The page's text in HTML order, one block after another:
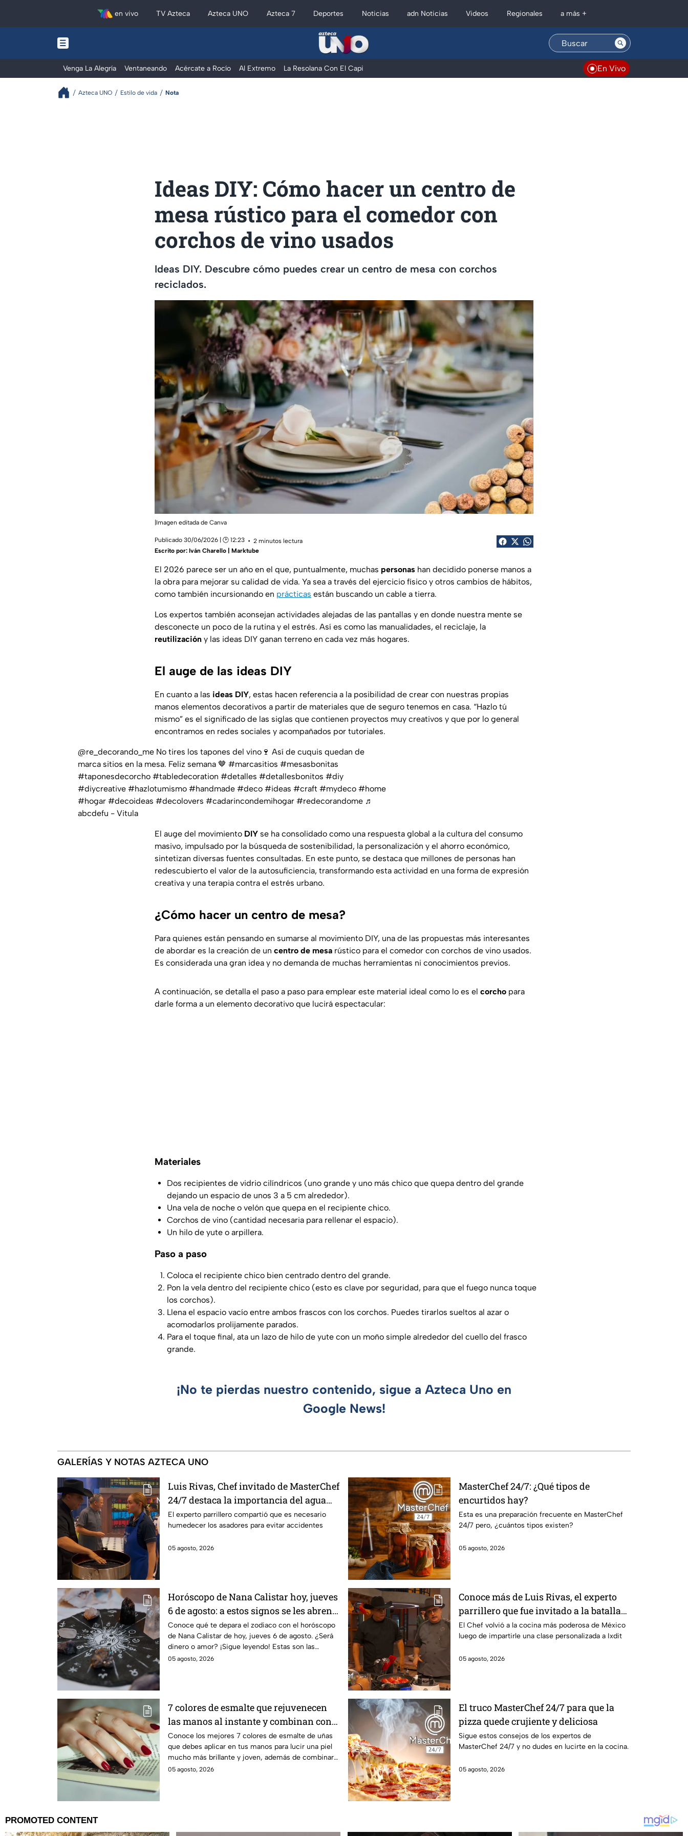
en vivo TV Azteca Azteca UNO Azteca 7 Deportes Noticias adn Noticias Videos Regionales a más +
Venga La Alegría Ventaneando Acércate a Rocío Al Extremo La Resolana Con El Capi En Vivo
Azteca UNO Estilo de vida Nota
Ideas DIY: Cómo hacer un centro de
mesa rústico para el comedor con
corchos de vino usados
Ideas DIY. Descubre cómo puedes crear un centro de mesa con corchos
reciclados.
|Imagen editada de Canva
Publicado 30/06/2026 | 🕑 12:23
2 minutos lectura
Escrito por: Iván Charello | Marktube
El 2026 parece ser un año en el que, puntualmente, muchas personas han decidido ponerse manos a
la obra para mejorar su calidad de vida. Ya sea a través del ejercicio físico y otros cambios de hábitos,
como también incursionando en prácticas están buscando un cable a tierra.
Los expertos también aconsejan actividades alejadas de las pantallas y en donde nuestra mente se
desconecte un poco de la rutina y el estrés. Así es como las manualidades, el reciclaje, la
reutilización y las ideas DIY ganan terreno en cada vez más hogares.
El auge de las ideas DIY
En cuanto a las ideas DIY, estas hacen referencia a la posibilidad de crear con nuestras propias
manos elementos decorativos a partir de materiales que de seguro tenemos en casa. “Hazlo tú
mismo” es el significado de las siglas que contienen proyectos muy creativos y que por lo general
encontramos en redes sociales y acompañados por tutoriales.
@re_decorando_me No tires los tapones del vino🍷 Así de cuquis quedan de
marca sitios en la mesa. Feliz semana 🤎 #marcasitios #mesasbonitas
#taponesdecorcho #tabledecoration #detalles #detallesbonitos #diy
#diycreative #hazlotumismo #handmade #deco #ideas #craft #mydeco #home
#hogar #decoideas #decolovers #cadarincondemihogar #redecorandome ♬
abcdefu - Vitula
El auge del movimiento DIY se ha consolidado como una respuesta global a la cultura del consumo
masivo, impulsado por la búsqueda de sostenibilidad, la personalización y el ahorro económico,
sintetizan diversas fuentes consultadas. En este punto, se destaca que millones de personas han
redescubierto el valor de la autosuficiencia, transformando esta actividad en una forma de expresión
creativa y una terapia contra el estrés urbano.
¿Cómo hacer un centro de mesa?
Para quienes están pensando en sumarse al movimiento DIY, una de las propuestas más interesantes
de abordar es la creación de un centro de mesa rústico para el comedor con corchos de vino usados.
Es considerada una gran idea y no demanda de muchas herramientas ni conocimientos previos.
A continuación, se detalla el paso a paso para emplear este material ideal como lo es el corcho para
darle forma a un elemento decorativo que lucirá espectacular:
Materiales
Dos recipientes de vidrio cilíndricos (uno grande y uno más chico que quepa dentro del grande
dejando un espacio de unos 3 a 5 cm alrededor).
Una vela de noche o velón que quepa en el recipiente chico.
Corchos de vino (cantidad necesaria para rellenar el espacio).
Un hilo de yute o arpillera.
Paso a paso
Coloca el recipiente chico bien centrado dentro del grande.
Pon la vela dentro del recipiente chico (esto es clave por seguridad, para que el fuego nunca toque
los corchos).
Llena el espacio vacío entre ambos frascos con los corchos. Puedes tirarlos sueltos al azar o
acomodarlos prolijamente parados.
Para el toque final, ata un lazo de hilo de yute con un moño simple alrededor del cuello del frasco
grande.
¡No te pierdas nuestro contenido, sigue a Azteca Uno en
Google News!
GALERÍAS Y NOTAS AZTECA UNO
Luis Rivas, Chef invitado de MasterChef
24/7 destaca la importancia del agua
para la preparación de cualquier asado
El experto parrillero compartió que es necesario
humedecer los asadores para evitar accidentes
05 agosto, 2026
MasterChef 24/7: ¿Qué tipos de
encurtidos hay?
Esta es una preparación frecuente en MasterChef
24/7 pero, ¿cuántos tipos existen?
05 agosto, 2026
Horóscopo de Nana Calistar hoy, jueves
6 de agosto: a estos signos se les abren
las puertas del dinero
Conoce qué te depara el zodiaco con el horóscopo
de Nana Calistar de hoy, jueves 6 de agosto. ¿Será
dinero o amor? ¡Sigue leyendo! Estas son las
predicciones.
05 agosto, 2026
Conoce más de Luis Rivas, el experto
parrillero que fue invitado a la batalla
por equipos de MasterChef 24/7
El Chef volvió a la cocina más poderosa de México
luego de impartirle una clase personalizada a Ixdit
05 agosto, 2026
7 colores de esmalte que rejuvenecen
las manos al instante y combinan con
todo
Conoce los mejores 7 colores de esmalte de uñas
que debes aplicar en tus manos para lucir una piel
mucho más brillante y joven, además de combinar
con todo
05 agosto, 2026
El truco MasterChef 24/7 para que la
pizza quede crujiente y deliciosa
Sigue estos consejos de los expertos de
MasterChef 24/7 y no dudes en lucirte en la cocina.
05 agosto, 2026